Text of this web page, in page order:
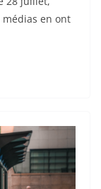
médias en ont